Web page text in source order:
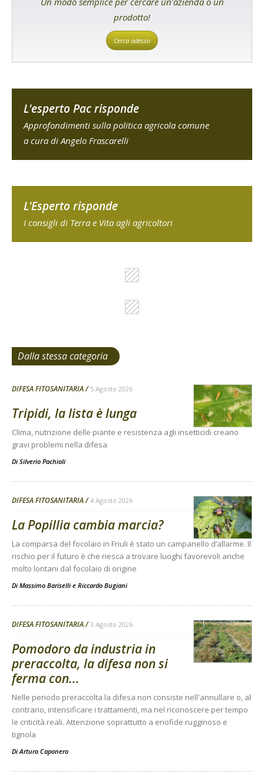
prodotto!
Cerca adesso
L'esperto Pac risponde
Approfondimenti sulla politica agricola comune
a cura di Angelo Frascarelli
L'Esperto risponde
I consigli di Terra e Vita agli agricoltori
Dalla stessa categoria
DIFESA FITOSANITARIA 5 Agosto 2026
Tripidi, la lista è lunga
Clima, nutrizione delle piante e resistenza agli insetticidi creano
gravi problemi nella difesa
Di Silverio Pachioli
DIFESA FITOSANITARIA 4 Agosto 2026
La Popillia cambia marcia?
La comparsa del focolaio in Friuli è stato un campanello d’allarme. Il
rischio per il futuro è che riesca a trovare luoghi favorevoli anche
molto lontani dal focolaio di origine
Di Massimo Bariselli e Riccardo Bugiani
DIFESA FITOSANITARIA 3 Agosto 2026
Pomodoro da industria in
preraccolta, la difesa non si
ferma con...
Nelle periodo preraccolta la difesa non consiste nell'annullare o, al
contrario, intensificare i trattamenti, ma nel riconoscere per tempo
le criticità reali. Attenzione soprattutto a eriofide rugginoso e
tignola
Di Arturo Caponero